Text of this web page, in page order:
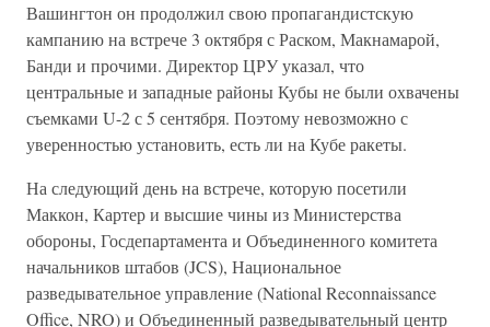
Вашингтон он продолжил свою пропагандистскую
кампанию на встрече 3 октября с Раском, Макнамарой,
Банди и прочими. Директор ЦРУ указал, что
центральные и западные районы Кубы не были охвачены
съемками U-2 с 5 сентября. Поэтому невозможно с
уверенностью установить, есть ли на Кубе ракеты.
На следующий день на встрече, которую посетили
Маккон, Картер и высшие чины из Министерства
обороны, Госдепартамента и Объединенного комитета
начальников штабов (JCS), Национальное
разведывательное управление (National Reconnaissance
Office, NRO) и Объединенный разведывательный центр